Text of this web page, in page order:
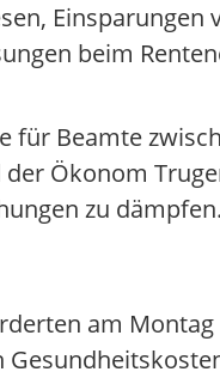
Einsparungen
beim
für Beamte
der Ökonom
zu dämpfen.
am